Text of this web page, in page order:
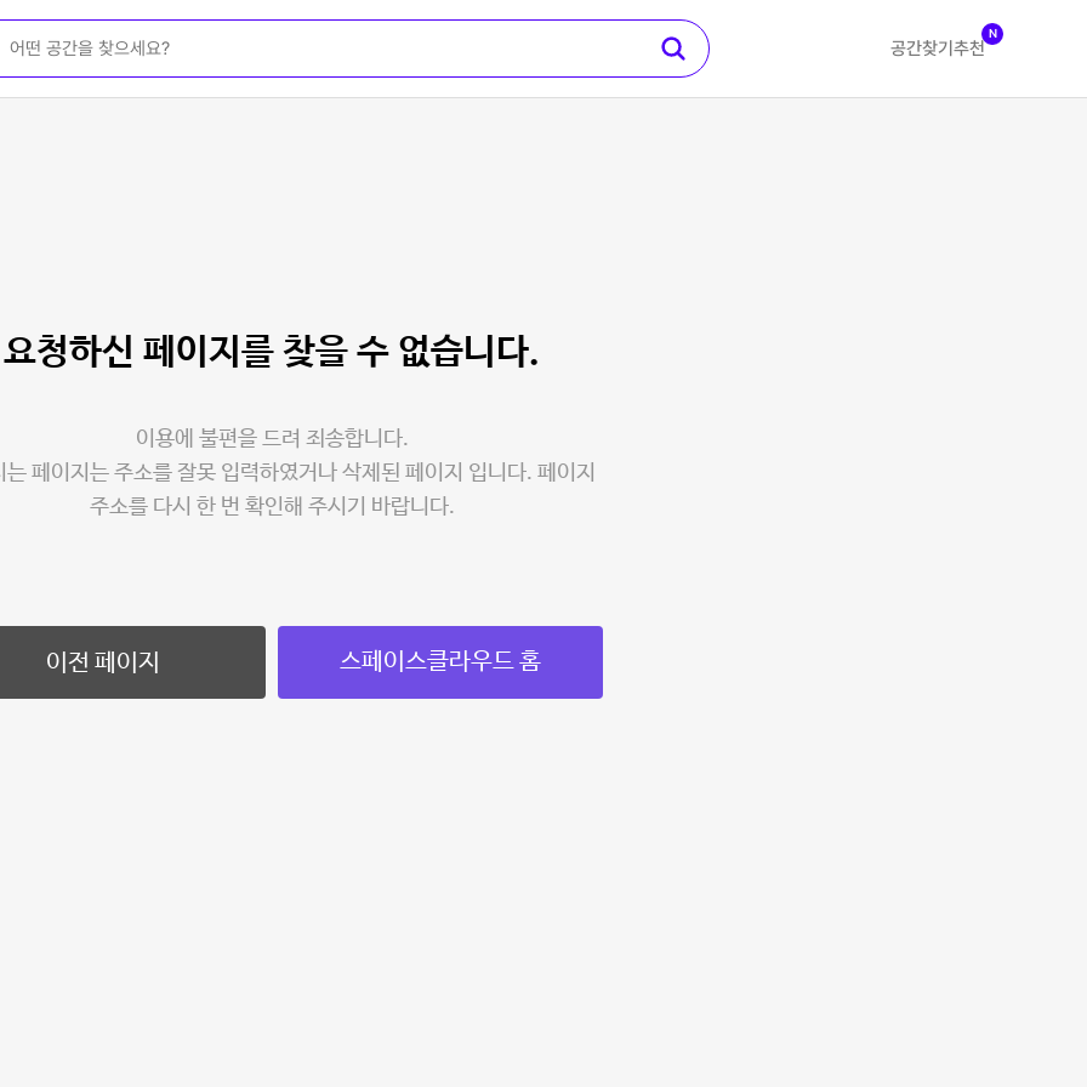
공간찾기 추천
N
요청하신 페이지를 찾을 수 없습니다.
이용에 불편을 드려 죄송합니다.
는 페이지는 주소를 잘못 입력하였거나 삭제된 페이지 입니다. 페이지
주소를 다시 한 번 확인해 주시기 바랍니다.
이전 페이지 스페이스클라우드 홈